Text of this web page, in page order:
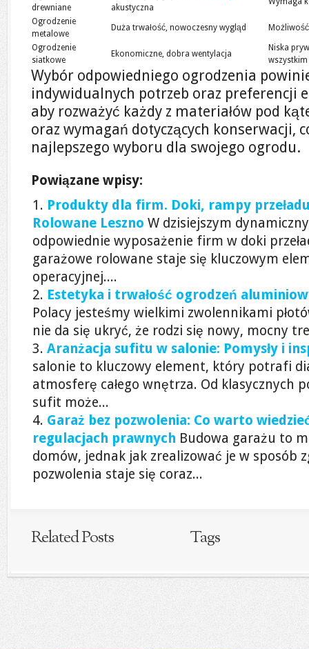
drewniane
akustyczna
Ogrodzenie
metalowe
Duża trwałość, nowoczesny wygląd
Ogrodzenie
siatkowe
Ekonomiczne, dobra wentylacja
Niska
wszystkim
Wybór odpowiedniego ogrodzenia
indywidualnych potrzeb oraz preferencji
aby rozważyć każdy z materiałów pod
oraz wymagań dotyczących konserwacji,
najlepszego wyboru dla swojego ogrodu.
Powiązane wpisy:
Produkty dla firm. Doki, rampy
Rolowane Leszno W dzisiejszym
odpowiednie wyposażenie firm w doki
garażowe rolowane staje się kluczowym
operacyjnej....
Estetyka i trwałość ogrodzeń
Polacy jesteśmy wielkimi zwolennikami
nie da się ukryć, że rodzi się nowy, mocny
Aranżacja sufitu w salonie: Pomysły i
salonie to kluczowy element, który potrafi
atmosferę całego wnętrza. Od klasycznych
sufit może...
Garaż bez pozwolenia: Co warto
regulacjach prawnych Budowa garażu to
domów, jednak jak zrealizować je w sposób
pozwolenia staje się coraz...
Related Posts Tags